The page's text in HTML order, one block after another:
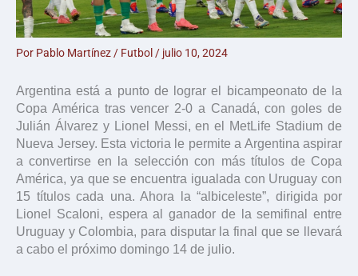
Por Pablo Martínez / Futbol / julio 10, 2024
Argentina está a punto de lograr el bicampeonato de la
Copa América tras vencer 2-0 a Canadá, con goles de
Julián Álvarez y Lionel Messi, en el MetLife Stadium de
Nueva Jersey. Esta victoria le permite a Argentina aspirar
a convertirse en la selección con más títulos de Copa
América, ya que se encuentra igualada con Uruguay con
15 títulos cada una. Ahora la “albiceleste”, dirigida por
Lionel Scaloni, espera al ganador de la semifinal entre
Uruguay y Colombia, para disputar la final que se llevará
a cabo el próximo domingo 14 de julio.